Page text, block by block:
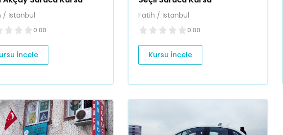
/ İstanbul
0.00
İncele
Fatih / İstanbul
0.00
Kursu İncele